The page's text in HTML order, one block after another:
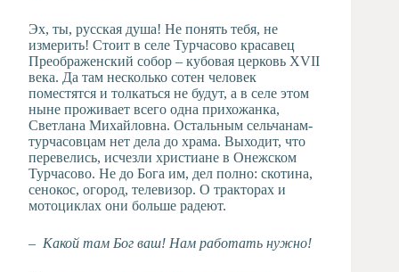
Эх, ты, русская душа! Не понять тебя, не
измерить! Стоит в селе Турчасово красавец
Преображенский собор – кубовая церковь XVII
века. Да там несколько сотен человек
поместятся и толкаться не будут, а в селе этом
ныне проживает всего одна прихожанка,
Светлана Михайловна. Остальным сельчанам-
турчасовцам нет дела до храма. Выходит, что
перевелись, исчезли христиане в Онежском
Турчасово. Не до Бога им, дел полно: скотина,
сенокос, огород, телевизор. О тракторах и
мотоциклах они больше радеют.
– Какой там Бог ваш! Нам работать нужно!